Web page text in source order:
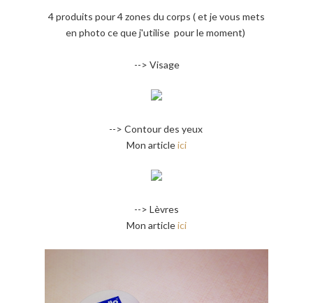
4 produits pour 4 zones du corps ( et je vous mets
en photo ce que j'utilise pour le moment)
--> Visage
--> Contour des yeux
Mon articleici
--> Lèvres
Mon articleici